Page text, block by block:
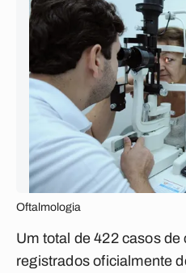
Oftalmologia
Um total de 422 casos
registrados oficialmente